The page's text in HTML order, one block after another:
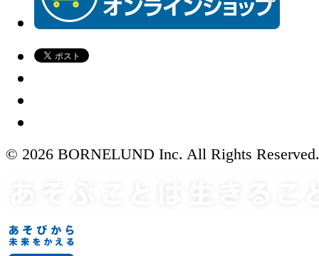
© 2026 BORNELUND Inc. All Rights Reserved.